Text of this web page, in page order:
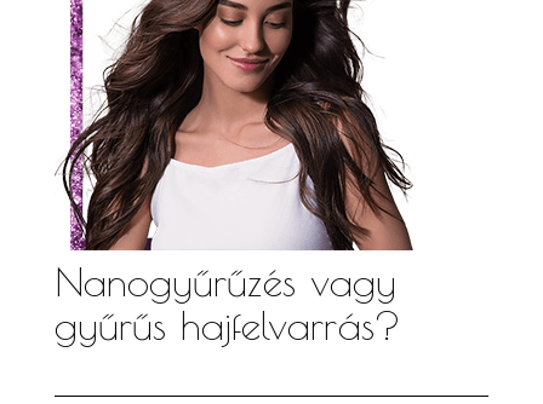
Nanogyűrűzés vagy
gyűrűs hajfelvarrás?